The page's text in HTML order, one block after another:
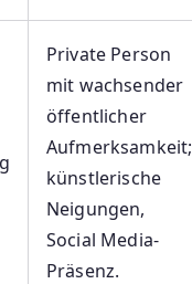
Private Person
mit wachsender
öffentlicher
Aufmerksamkeit;
künstlerische
Neigungen,
Social Media-
Präsenz.